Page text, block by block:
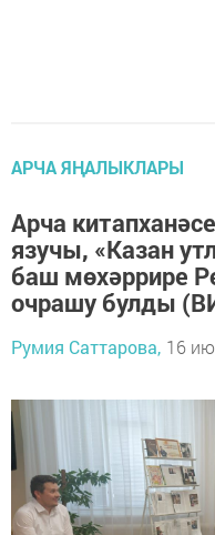
АРЧА ЯҢАЛЫКЛАРЫ
Арча
язучы, «Казан
баш мөхәррире
очрашу булды
Румия Саттарова, 16